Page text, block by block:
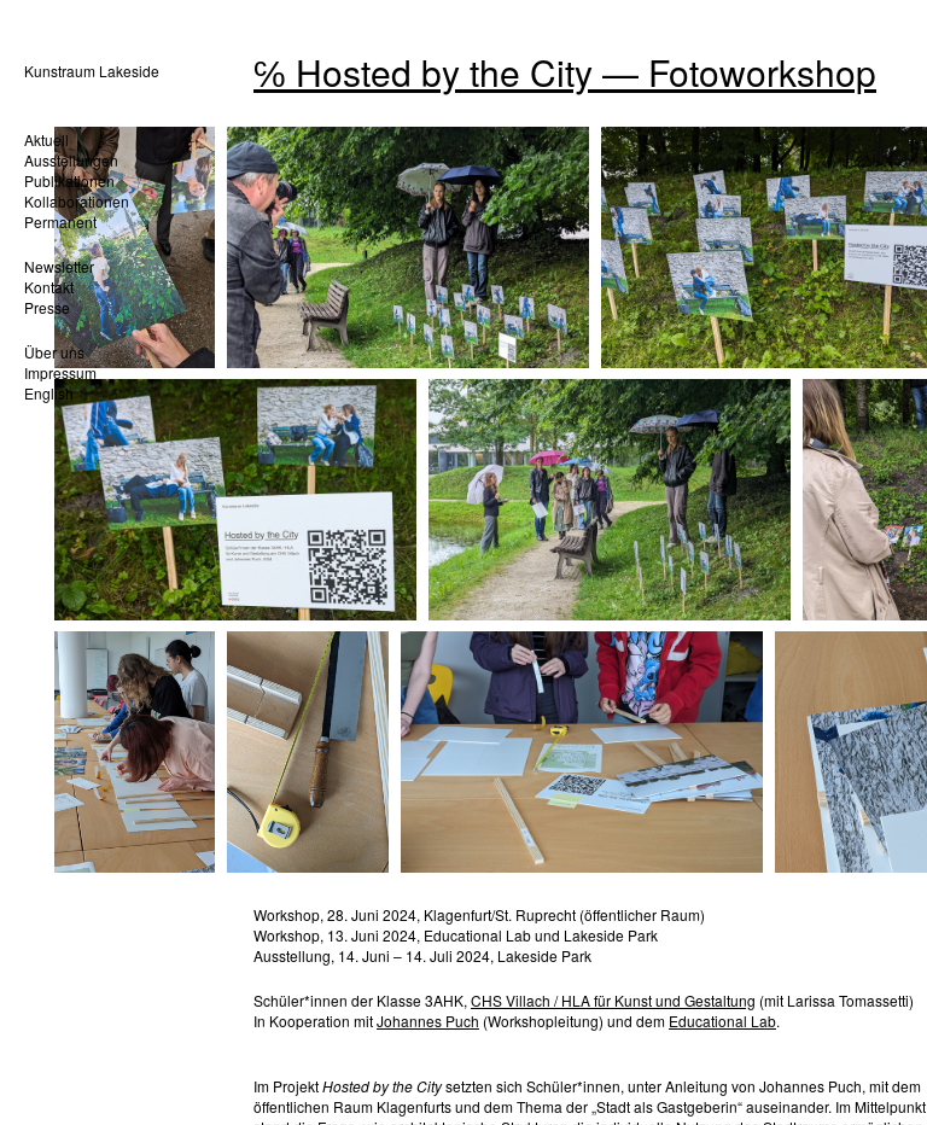
Kunstraum Lakeside
Aktuell
Ausstellungen
Publikationen
Kollaborationen
Permanent
Newsletter
Kontakt
Presse
Über uns
Impressum
English
℅ Hosted by the City — Fotoworkshop
Workshop, 28. Juni 2024, Klagenfurt/St. Ruprecht (öffentlicher Raum)
Workshop, 13. Juni 2024, Educational Lab und Lakeside Park
Ausstellung, 14. Juni – 14. Juli 2024, Lakeside Park
Schüler*innen der Klasse 3AHK, CHS Villach / HLA für Kunst und Gestaltung (mit Larissa Tomassetti)
In Kooperation mitJohannes Puch (Workshopleitung) und dem Educational Lab.
Im ProjektHosted by the Citysetzten sich Schüler*innen, unter Anleitung von Johannes Puch, mit dem
öffentlichen Raum Klagenfurts und dem Thema der „Stadt als Gastgeberin“ auseinander. Im Mittelpunkt